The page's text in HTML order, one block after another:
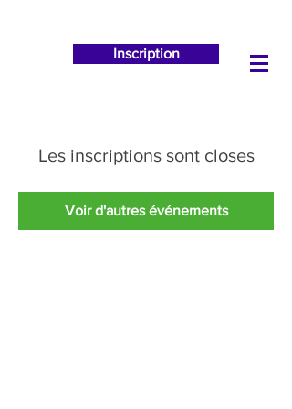
Inscription
Les inscriptions sont closes
Voir d'autres événements